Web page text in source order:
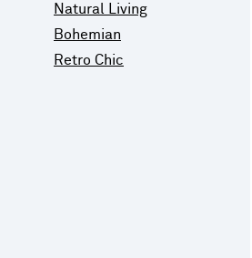
Natural Living
Bohemian
Retro Chic